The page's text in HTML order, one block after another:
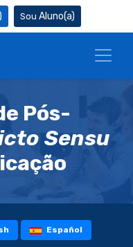
Aluno(a)
Pós-
Sensu
Español